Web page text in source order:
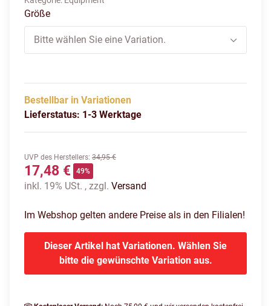
Größe
Bitte wählen Sie eine Variation.
Bestellbar in Variationen
Lieferstatus: 1-3 Werktage
UVP des Herstellers: 34,95 €
17,48 € 49%
inkl. 19% USt. , zzgl. Versand
Im Webshop gelten andere Preise als in den Filialen!
Dieser Artikel hat Variationen. Wählen Sie
bitte die gewünschte Variation aus.